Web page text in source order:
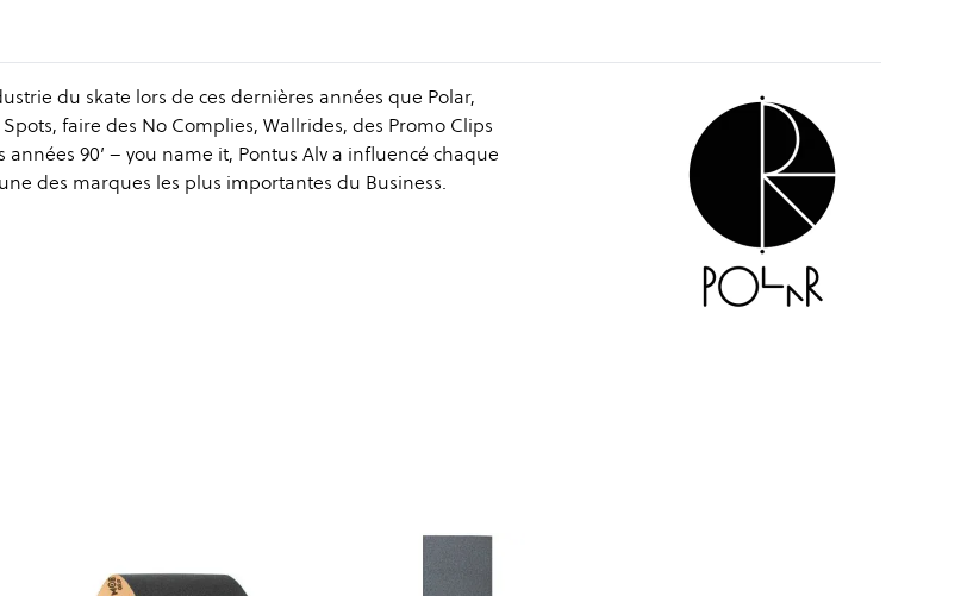
du skate lors de ces dernières années que Polar,
faire des No Complies, Wallrides, des Promo Clips
90’ – you name it, Pontus Alv a influencé chaque
des marques les plus importantes du Business.